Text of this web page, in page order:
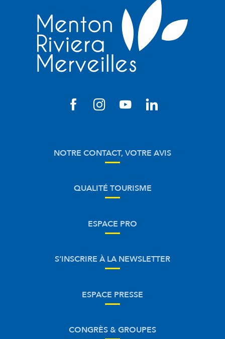
NOTRE CONTACT, VOTRE AVIS
QUALITÉ TOURISME
ESPACE PRO
S’INSCRIRE À LA NEWSLETTER
ESPACE PRESSE
CONGRÈS & GROUPES